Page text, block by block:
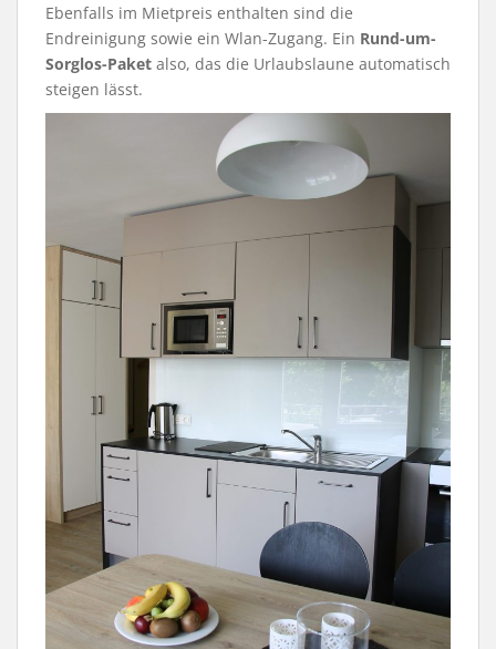
Ebenfalls im Mietpreis enthalten sind die
Endreinigung sowie ein Wlan-Zugang. Ein Rund-um-
Sorglos-Paket also, das die Urlaubslaune automatisch
steigen lässt.